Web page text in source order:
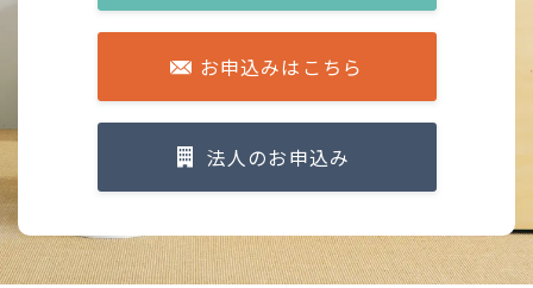
お申込みはこちら
法人のお申込み